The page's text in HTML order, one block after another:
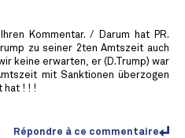
Kommentar. / Darum hat PR.
zu seiner 2ten Amtszeit auch
keine erwarten, er (D.Trump) war
mit Sanktionen überzogen
hat ! ! !
Répondre à ce commentaire